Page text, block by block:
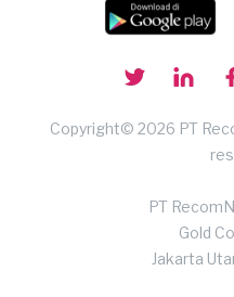
Copyright© 2026 PT
PT
Gold
Jakarta